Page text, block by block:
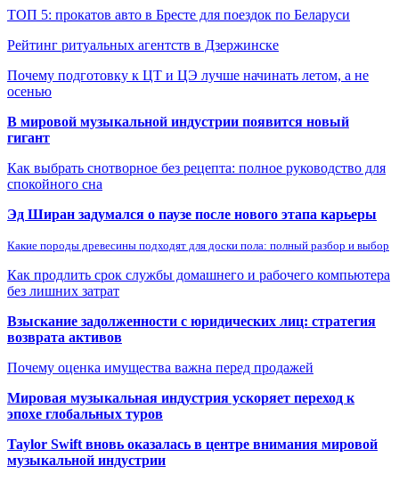
ТОП 5: прокатов авто в Бресте для поездок по Беларуси
Рейтинг ритуальных агентств в Дзержинске
Почему подготовку к ЦТ и ЦЭ лучше начинать летом, а не
осенью
В мировой музыкальной индустрии появится новый
гигант
Как выбрать снотворное без рецепта: полное руководство для
спокойного сна
Эд Ширан задумался о паузе после нового этапа карьеры
Какие породы древесины подходят для доски пола: полный разбор и выбор
Как продлить срок службы домашнего и рабочего компьютера
без лишних затрат
Взыскание задолженности с юридических лиц: стратегия
возврата активов
Почему оценка имущества важна перед продажей
Мировая музыкальная индустрия ускоряет переход к
эпохе глобальных туров
Taylor Swift вновь оказалась в центре внимания мировой
музыкальной индустрии